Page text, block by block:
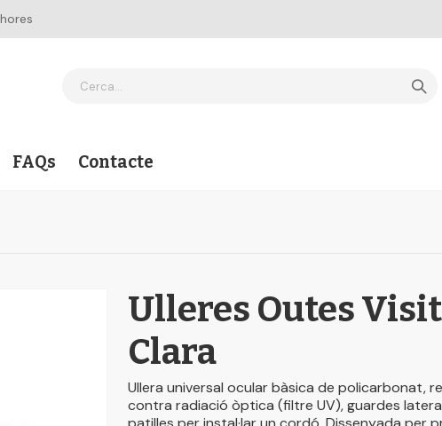
FAQs Contacte
Ulleres Outes
Clara
Ullera universal ocular bàsica de policarbonat,
contra radiació òptica (filtre UV), guardes